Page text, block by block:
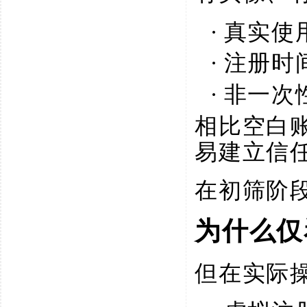
· 真实使
· 注册时
· 非一次
相比空白
易建立信
在初筛阶
为什么
但在实际